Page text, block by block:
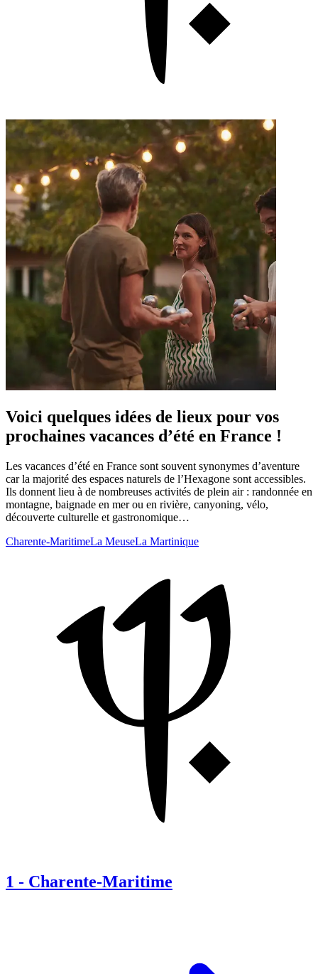
Voici quelques idées de lieux pour vos
prochaines vacances d’été en France !
Les vacances d’été en France sont souvent synonymes d’aventure
car la majorité des espaces naturels de l’Hexagone sont accessibles.
Ils donnent lieu à de nombreuses activités de plein air : randonnée en
montagne, baignade en mer ou en rivière, canyoning, vélo,
découverte culturelle et gastronomique…
Charente-MaritimeLa MeuseLa Martinique
1 - Charente-Maritime